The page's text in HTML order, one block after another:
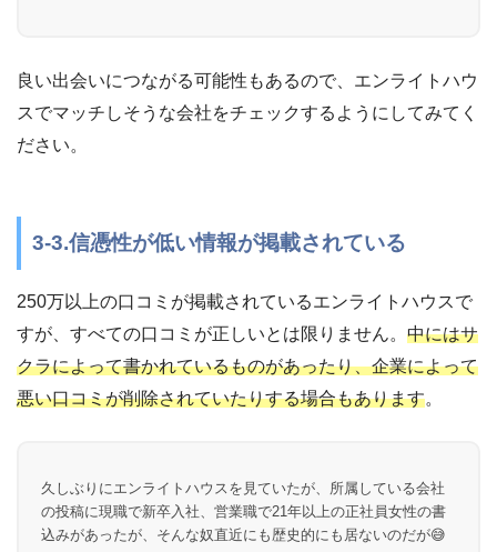
良い出会いにつながる可能性もあるので、エンライトハウ
スでマッチしそうな会社をチェックするようにしてみてく
ださい。
3-3.信憑性が低い情報が掲載されている
250万以上の口コミが掲載されているエンライトハウスで
すが、すべての口コミが正しいとは限りません。 中にはサ
クラによって書かれているものがあったり、企業によって
悪い口コミが削除されていたりする場合もあります。
久しぶりにエンライトハウスを見ていたが、所属している会社
の投稿に現職で新卒入社、営業職で21年以上の正社員女性の書
込みがあったが、そんな奴直近にも歴史的にも居ないのだが😅